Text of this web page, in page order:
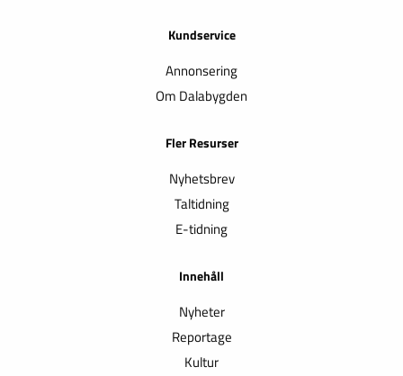
Kundservice
Annonsering
Om Dalabygden
Fler Resurser
Nyhetsbrev
Taltidning
E-tidning
Innehåll
Nyheter
Reportage
Kultur